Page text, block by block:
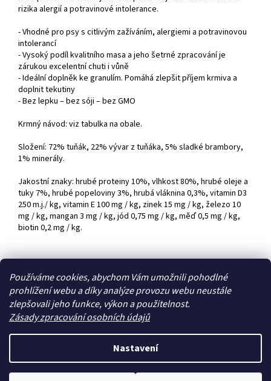
Používáme cookies, abychom Vám umožnili pohodlné
prohlížení webu a díky analýze provozu webu neustále
zlepšovali jeho funkce, výkon a použitelnost.
Zásady zpracování osobních údajů
Nastavení
rizika alergií a potravinové intolerance.
- Vhodné pro psy s citlivým zažíváním, alergiemi a potravinovou
intolerancí
- Vysoký podíl kvalitního masa a jeho šetrné zpracování je
zárukou excelentní chuti i vůně
- Ideální doplněk ke granulím. Pomáhá zlepšit příjem krmiva a
doplnit tekutiny
- Bez lepku – bez sóji – bez GMO
Krmný návod: viz tabulka na obale.
Složení: 72% tuňák, 22% vývar z tuňáka, 5% sladké brambory,
1% minerály.
Jakostní znaky: hrubé proteiny 10%, vlhkost 80%, hrubé oleje a
tuky 7%, hrubé popeloviny 3%, hrubá vláknina 0,3%, vitamin D3
250 m.j./ kg, vitamin E 100 mg / kg, zinek 15 mg / kg, železo 10
mg / kg, mangan 3 mg / kg, jód 0,75 mg / kg, měď 0,5 mg / kg,
biotin 0,2 mg / kg.
Zboží.cz Heureka.cz
Vytvořil Shoptet